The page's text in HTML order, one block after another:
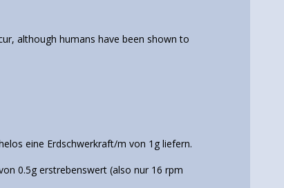
although humans have been shown to
eine Erdschwerkraft/m von 1g liefern.
0.5g erstrebenswert (also nur 16 rpm